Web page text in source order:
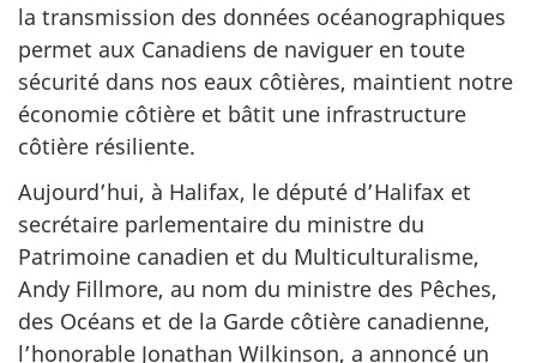
la transmission des données océanographiques
permet aux Canadiens de naviguer en toute
sécurité dans nos eaux côtières, maintient notre
économie côtière et bâtit une infrastructure
côtière résiliente.
Aujourd’hui, à Halifax, le député d’Halifax et
secrétaire parlementaire du ministre du
Patrimoine canadien et du Multiculturalisme,
Andy Fillmore, au nom du ministre des Pêches,
des Océans et de la Garde côtière canadienne,
l’honorable Jonathan Wilkinson, a annoncé un